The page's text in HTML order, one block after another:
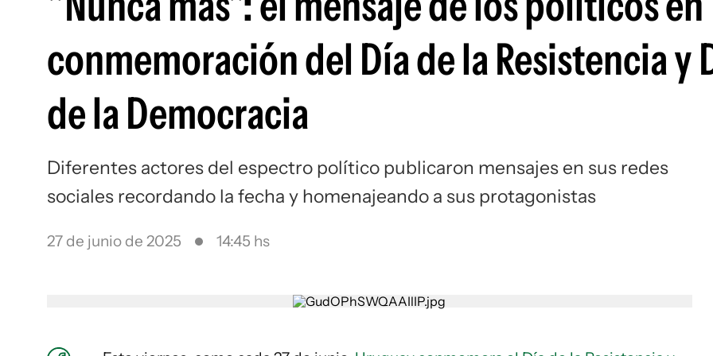
conmemoración del Día de la Resistencia y
de la Democracia
Diferentes actores del espectro político publicaron mensajes en sus redes
sociales recordando la fecha y homenajeando a sus protagonistas
27 de junio de 2025 14:45 hs